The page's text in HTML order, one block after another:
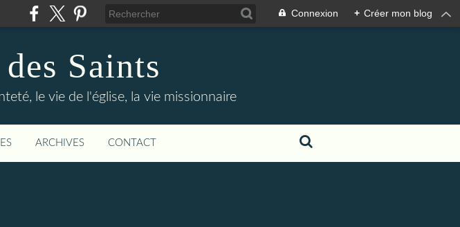
Connexion + Créer mon blog
Saints
le vie de l'église, la vie missionnaire
ARCHIVES CONTACT